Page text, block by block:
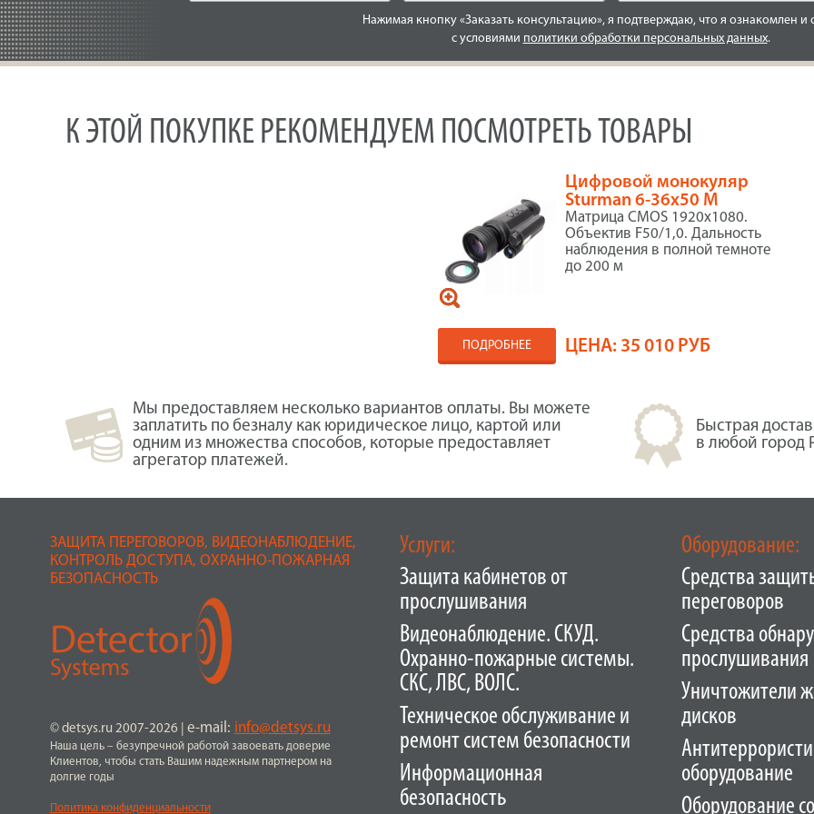
Нажимая кнопку «Заказать консультацию», я подтверждаю, что я ознакомлен и
с условиями политики обработки персональных данных.
К ЭТОЙ ПОКУПКЕ РЕКОМЕНДУЕМ ПОСМОТРЕТЬ ТОВАРЫ
Цифровой монокуляр
Sturman 6-36x50 M
Матрица CMOS 1920x1080.
Объектив F50/1,0. Дальность
наблюдения в полной темноте
до 200 м
ПОДРОБНЕЕ ЦЕНА: 35 010 РУБ
Мы предоставляем несколько вариантов оплаты. Вы можете
заплатить по безналу как юридическое лицо, картой или
одним из множества способов, которые предоставляет
агрегатор платежей.
Быстрая
в любой город
ЗАЩИТА ПЕРЕГОВОРОВ, ВИДЕОНАБЛЮДЕНИЕ,
КОНТРОЛЬ ДОСТУПА, ОХРАННО-ПОЖАРНАЯ
БЕЗОПАСНОСТЬ
© detsys.ru 2007-2026 e-mail: info@detsys.ru
Наша цель – безупречной работой завоевать доверие
Клиентов, чтобы стать Вашим надежным партнером на
долгие годы
Политика конфиденциальности
Услуги:
Защита кабинетов от
прослушивания
Видеонаблюдение. СКУД.
Охранно-пожарные системы.
СКС, ЛВС, ВОЛС.
Техническое обслуживание и
ремонт систем безопасности
Информационная
безопасность
Оборудование:
Средства
переговоров
Средства
прослушивания
Уничтожители
дисков
оборудование
Оборудование